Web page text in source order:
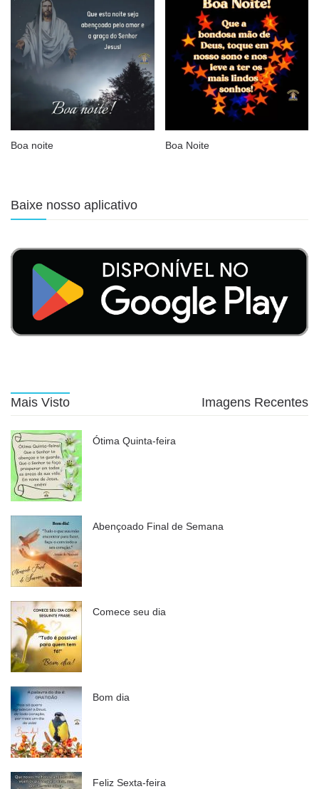
Boa noite Boa Noite
Baixe nosso aplicativo
Mais Visto Imagens Recentes
Ótima Quinta-feira
Abençoado Final de Semana
Comece seu dia
Bom dia
Feliz Sexta-feira